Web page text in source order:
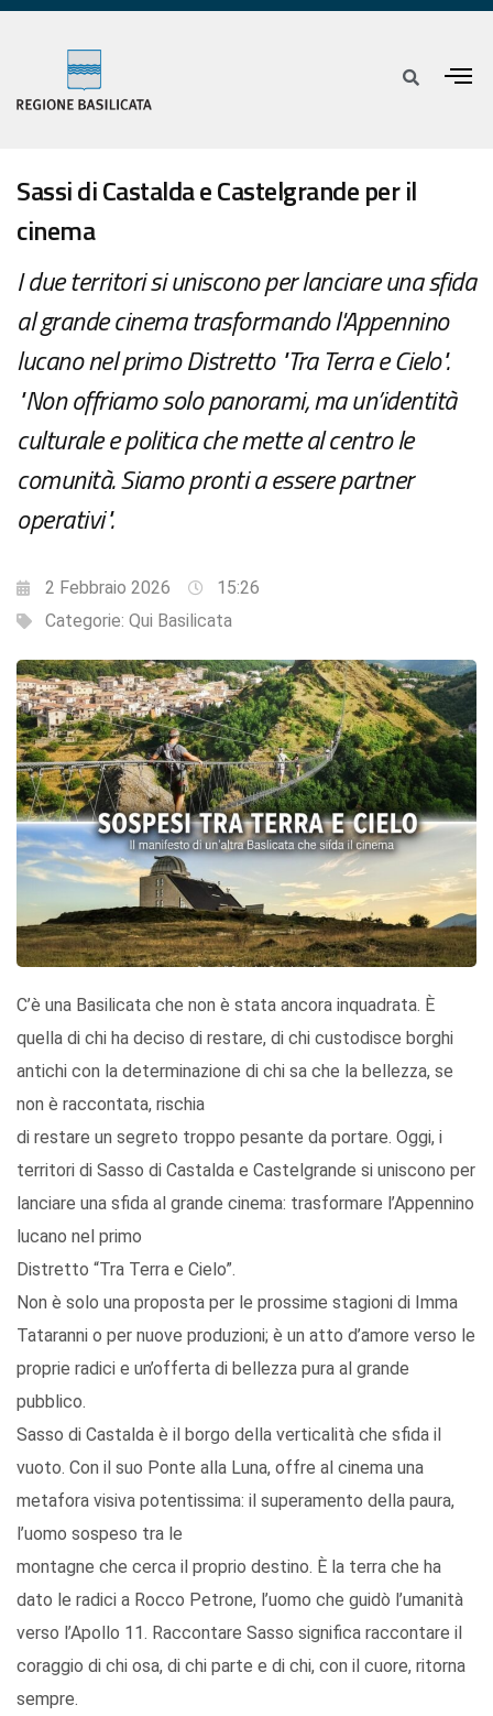
Sassi di Castalda e Castelgrande per il
cinema
I due territori si uniscono per lanciare una sfida
al grande cinema trasformando l'Appennino
lucano nel primo Distretto "Tra Terra e Cielo".
"Non offriamo solo panorami, ma un’identità
culturale e politica che mette al centro le
comunità. Siamo pronti a essere partner
operativi".
2 Febbraio 2026
15:26
Categorie: Qui Basilicata
C’è una Basilicata che non è stata ancora inquadrata. È
quella di chi ha deciso di restare, di chi custodisce borghi
antichi con la determinazione di chi sa che la bellezza, se
non è raccontata, rischia
di restare un segreto troppo pesante da portare. Oggi, i
territori di Sasso di Castalda e Castelgrande si uniscono per
lanciare una sfida al grande cinema: trasformare l’Appennino
lucano nel primo
Distretto “Tra Terra e Cielo”.
Non è solo una proposta per le prossime stagioni di Imma
Tataranni o per nuove produzioni; è un atto d’amore verso le
proprie radici e un’offerta di bellezza pura al grande
pubblico.
Sasso di Castalda è il borgo della verticalità che sfida il
vuoto. Con il suo Ponte alla Luna, offre al cinema una
metafora visiva potentissima: il superamento della paura,
l’uomo sospeso tra le
montagne che cerca il proprio destino. È la terra che ha
dato le radici a Rocco Petrone, l’uomo che guidò l’umanità
verso l’Apollo 11. Raccontare Sasso significa raccontare il
coraggio di chi osa, di chi parte e di chi, con il cuore, ritorna
sempre.